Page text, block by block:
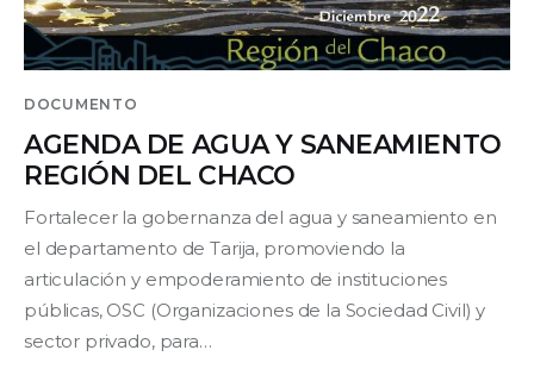
DOCUMENTO
AGENDA DE AGUA Y SANEAMIENTO
REGIÓN DEL CHACO
Fortalecer la gobernanza del agua y saneamiento en
el departamento de Tarija, promoviendo la
articulación y empoderamiento de instituciones
públicas, OSC (Organizaciones de la Sociedad Civil) y
sector privado, para…